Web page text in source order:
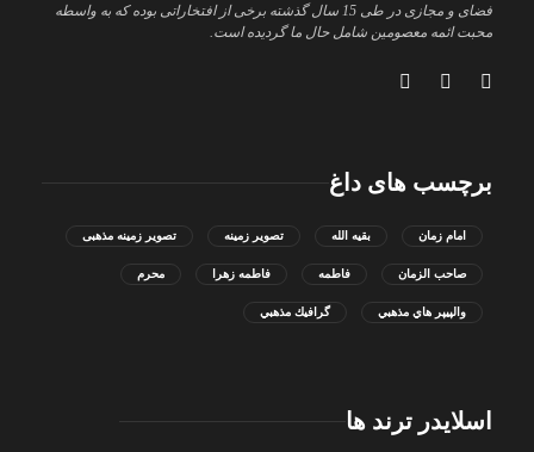
فضای و مجازی در طی 15 سال گذشته برخی از افتخاراتی بوده که به واسطه
محبت ائمه معصومین شامل حال ما گردیده است.
برچسب های داغ
امام زمان بقیه الله تصویر زمینه تصویر زمینه مذهبی
صاحب الزمان فاطمه فاطمه زهرا محرم
والپيپر هاي مذهبي گرافيك مذهبي
اسلایدر ترند ها